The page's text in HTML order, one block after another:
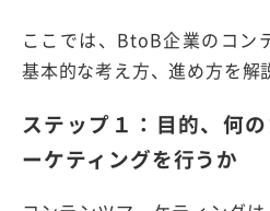
ここでは、BtoB企業のコン
基本的な考え方、進め方を解
ステップ１：目的、何
ーケティングを行うか